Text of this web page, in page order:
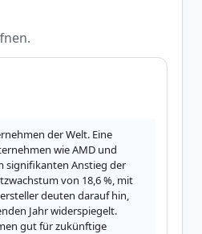
der Welt. Eine
wie AMD und
signifikanten Anstieg der
von 18,6 %, mit
deuten darauf hin,
Jahr widerspiegelt.
gut für zukünftige